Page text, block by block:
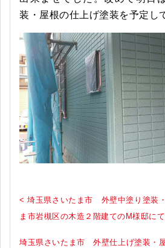
装・屋根の仕上げ塗装を予定し
< 埼玉県さいたま市 外壁中塗り塗装
ま市岩槻区の木造２階建てのM様邸に
埼玉県さいたま市 外壁仕上げ塗装・